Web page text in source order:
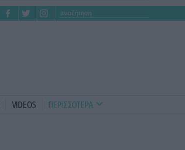
VIDEOS ΠΕΡΙΣΣΟΤΕΡΑ